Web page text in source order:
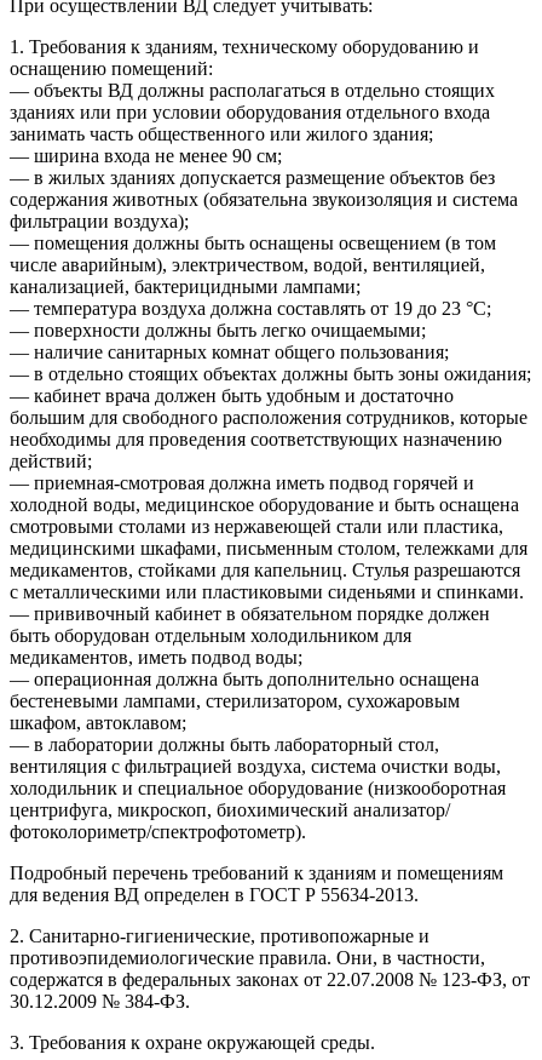
При осуществлении ВД следует учитывать:
1. Требования к зданиям, техническому оборудованию и
оснащению помещений:
— объекты ВД должны располагаться в отдельно стоящих
зданиях или при условии оборудования отдельного входа
занимать часть общественного или жилого здания;
— ширина входа не менее 90 см;
— в жилых зданиях допускается размещение объектов без
содержания животных (обязательна звукоизоляция и система
фильтрации воздуха);
— помещения должны быть оснащены освещением (в том
числе аварийным), электричеством, водой, вентиляцией,
канализацией, бактерицидными лампами;
— температура воздуха должна составлять от 19 до 23 °C;
— поверхности должны быть легко очищаемыми;
— наличие санитарных комнат общего пользования;
— в отдельно стоящих объектах должны быть зоны ожидания;
— кабинет врача должен быть удобным и достаточно
большим для свободного расположения сотрудников, которые
необходимы для проведения соответствующих назначению
действий;
— приемная-смотровая должна иметь подвод горячей и
холодной воды, медицинское оборудование и быть оснащена
смотровыми столами из нержавеющей стали или пластика,
медицинскими шкафами, письменным столом, тележками для
медикаментов, стойками для капельниц. Стулья разрешаются
с металлическими или пластиковыми сиденьями и спинками.
— прививочный кабинет в обязательном порядке должен
быть оборудован отдельным холодильником для
медикаментов, иметь подвод воды;
— операционная должна быть дополнительно оснащена
бестеневыми лампами, стерилизатором, сухожаровым
шкафом, автоклавом;
— в лаборатории должны быть лабораторный стол,
вентиляция с фильтрацией воздуха, система очистки воды,
холодильник и специальное оборудование (низкооборотная
центрифуга, микроскоп, биохимический анализатор/
фотоколориметр/спектрофотометр).
Подробный перечень требований к зданиям и помещениям
для ведения ВД определен в ГОСТ Р 55634-2013.
2. Санитарно-гигиенические, противопожарные и
противоэпидемиологические правила. Они, в частности,
содержатся в федеральных законах от 22.07.2008 № 123-ФЗ, от
30.12.2009 № 384-ФЗ.
3. Требования к охране окружающей среды.